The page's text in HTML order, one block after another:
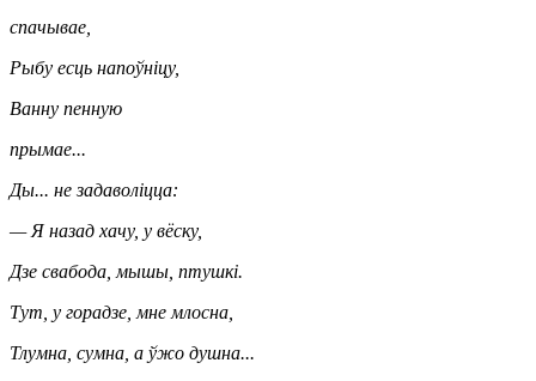
спачывае,
Рыбу есць напоўніцу,
Ванну пенную
прымае...
Ды... не задаволіцца:
— Я назад хачу, у вёску,
Дзе свабода, мышы, птушкі.
Тут, у горадзе, мне млосна,
Тлумна, сумна, а ўжо душна...